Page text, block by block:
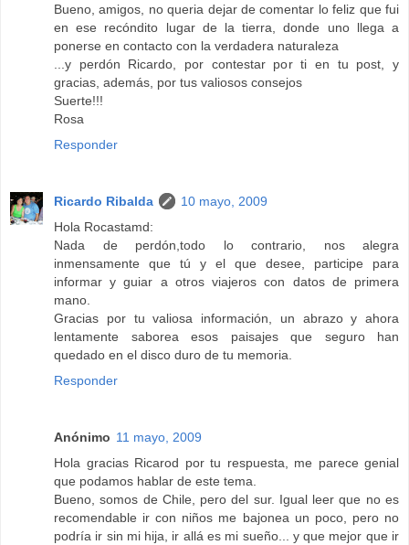
Bueno, amigos, no queria dejar de comentar lo feliz que fui
en ese recóndito lugar de la tierra, donde uno llega a
ponerse en contacto con la verdadera naturaleza
...y perdón Ricardo, por contestar por ti en tu post, y
gracias, además, por tus valiosos consejos
Suerte!!!
Rosa
Responder
Ricardo Ribalda
10 mayo, 2009
Hola Rocastamd:
Nada de perdón,todo lo contrario, nos alegra
inmensamente que tú y el que desee, participe para
informar y guiar a otros viajeros con datos de primera
mano.
Gracias por tu valiosa información, un abrazo y ahora
lentamente saborea esos paisajes que seguro han
quedado en el disco duro de tu memoria.
Responder
Anónimo 11 mayo, 2009
Hola gracias Ricarod por tu respuesta, me parece genial
que podamos hablar de este tema.
Bueno, somos de Chile, pero del sur. Igual leer que no es
recomendable ir con niños me bajonea un poco, pero no
podría ir sin mi hija, ir allá es mi sueño... y que mejor que ir